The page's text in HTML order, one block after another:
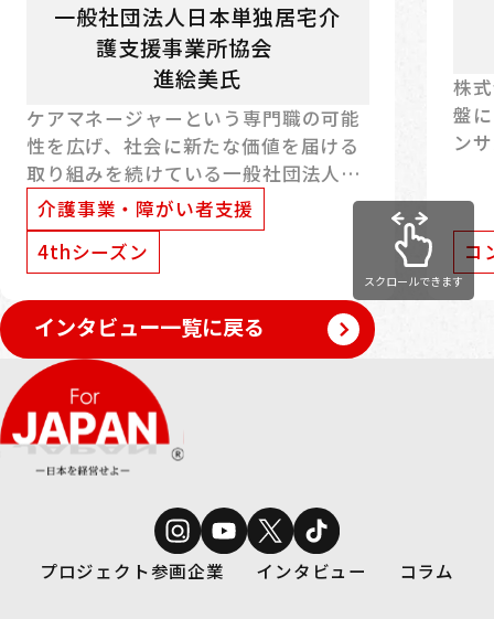
一般社団法人日本単独居宅介
護支援事業所協会
進絵美氏
ケアマネージャーという専門職の可能
性を広げ、社会に新たな価値を届ける
取り組みを続けている一般社団法人日
本単独居宅介護支援事業所協会。研修
事業や資格創設、社会への周知活動を
通じて、現場の専門職がより力を発揮
す。本記事では、代表理事の進絵美氏
に、事業の背景や強み、番組出演を通
じて得た気づき、そして今後の展望に
ついて伺いました。
介護事業・障がい者支援
4thシーズン
株
盤
ン
歯
ン
の
的
ま
コ
スクロールできます
インタビュー一覧に戻る
プロジェクト参画企業 インタビュー コラム